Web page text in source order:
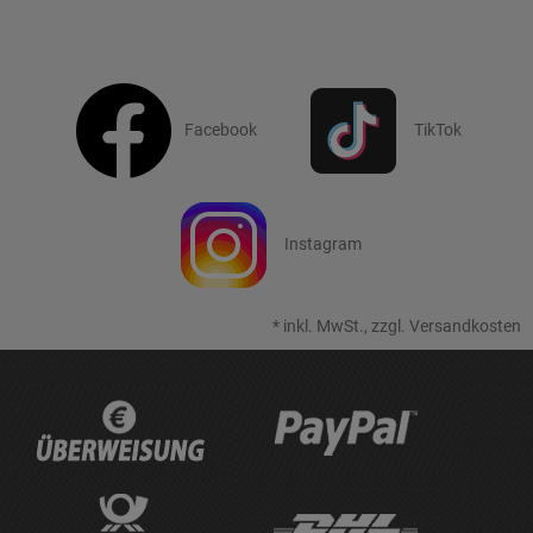
Facebook TikTok
Instagram
* inkl. MwSt., zzgl. Versandkosten